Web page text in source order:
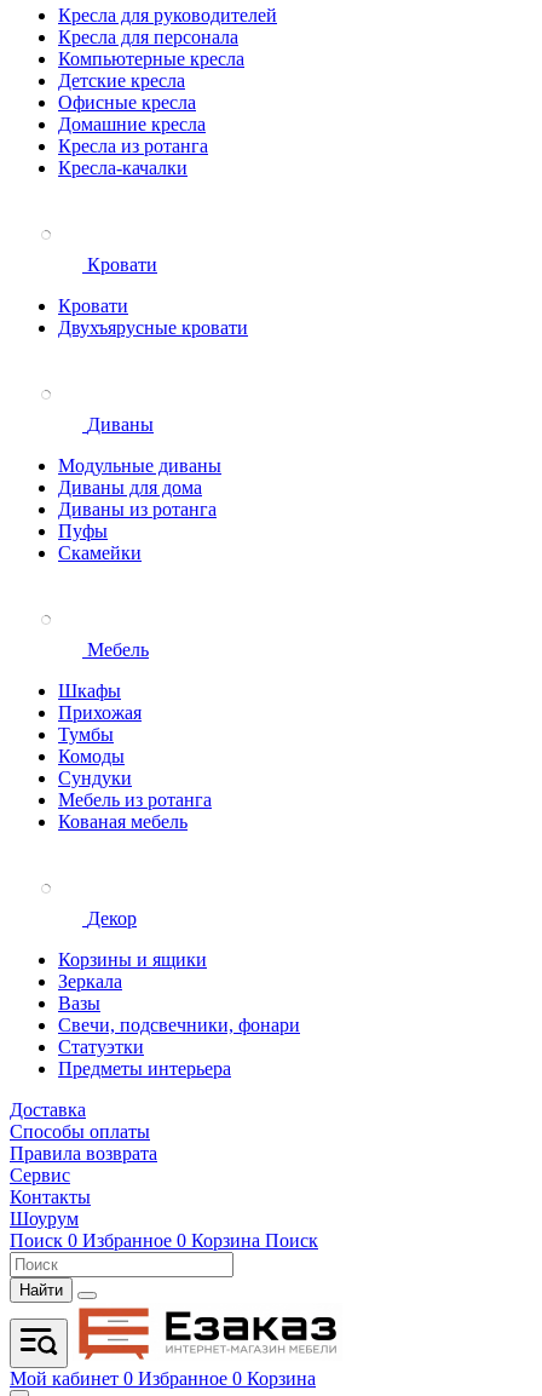
Кресла для руководителей
Кресла для персонала
Компьютерные кресла
Детские кресла
Офисные кресла
Домашние кресла
Кресла из ротанга
Кресла-качалки
Кровати
Кровати
Двухъярусные кровати
Диваны
Модульные диваны
Диваны для дома
Диваны из ротанга
Пуфы
Скамейки
Мебель
Шкафы
Прихожая
Тумбы
Комоды
Сундуки
Мебель из ротанга
Кованая мебель
Декор
Корзины и ящики
Зеркала
Вазы
Свечи, подсвечники, фонари
Статуэтки
Предметы интерьера
Доставка
Способы оплаты
Правила возврата
Сервис
Контакты
Шоурум
Поиск 0 Избранное 0 Корзина Поиск
Найти
Мой кабинет 0 Избранное 0 Корзина